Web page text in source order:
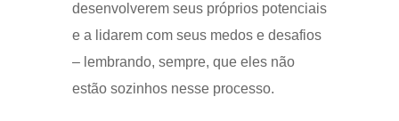
desenvolverem seus próprios potenciais
e a lidarem com seus medos e desafios
– lembrando, sempre, que eles não
estão sozinhos nesse processo.